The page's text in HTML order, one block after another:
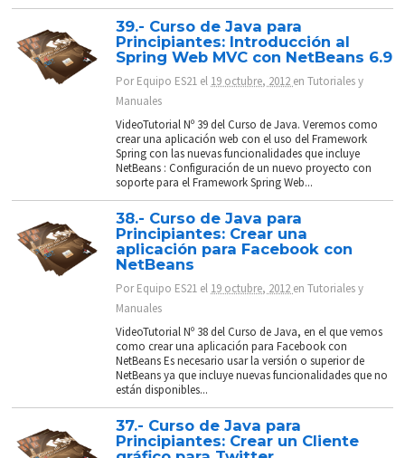
39.- Curso de Java para
Principiantes: Introducción al
Spring Web MVC con NetBeans 6.9
PorEquipo ES21 el 19 octubre, 2012 enTutoriales y
Manuales
VideoTutorial Nº 39 del Curso de Java. Veremos como
crear una aplicación web con el uso del Framework
Spring con las nuevas funcionalidades que incluye
NetBeans : Configuración de un nuevo proyecto con
soporte para el Framework Spring Web...
38.- Curso de Java para
Principiantes: Crear una
aplicación para Facebook con
NetBeans
PorEquipo ES21 el 19 octubre, 2012 enTutoriales y
Manuales
VideoTutorial Nº 38 del Curso de Java, en el que vemos
como crear una aplicación para Facebook con
NetBeans Es necesario usar la versión o superior de
NetBeans ya que incluye nuevas funcionalidades que no
están disponibles...
37.- Curso de Java para
Principiantes: Crear un Cliente